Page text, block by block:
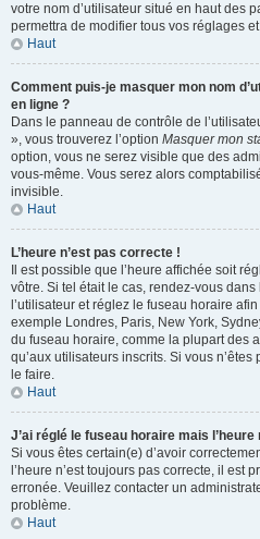
votre nom d’utilisateur situé en haut des
permettra de modifier tous vos réglages
Haut
Comment puis-je masquer mon nom
en ligne ?
Dans le panneau de contrôle de
», vous trouverez l’option Masquer mon
option, vous ne serez visible que des
vous-même. Vous serez alors
invisible.
Haut
L’heure n’est pas correcte !
Il est possible que l’heure affichée soit
vôtre. Si tel était le cas, rendez-vous
l’utilisateur et réglez le fuseau horaire
exemple Londres, Paris, New York,
du fuseau horaire, comme la plupart des
qu’aux utilisateurs inscrits. Si vous n’êtes
le faire.
Haut
J’ai réglé le fuseau horaire mais
Si vous êtes certain(e) d’avoir
l’heure n’est toujours pas correcte, il est
erronée. Veuillez contacter un
problème.
Haut